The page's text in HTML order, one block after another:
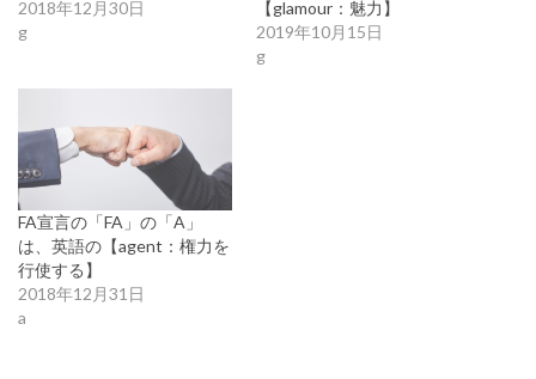
2018年12月30日
g
【glamour：魅力】
2019年10月15日
g
FA宣言の「FA」の「A」
は、英語の【agent：権力を
行使する】
2018年12月31日
a